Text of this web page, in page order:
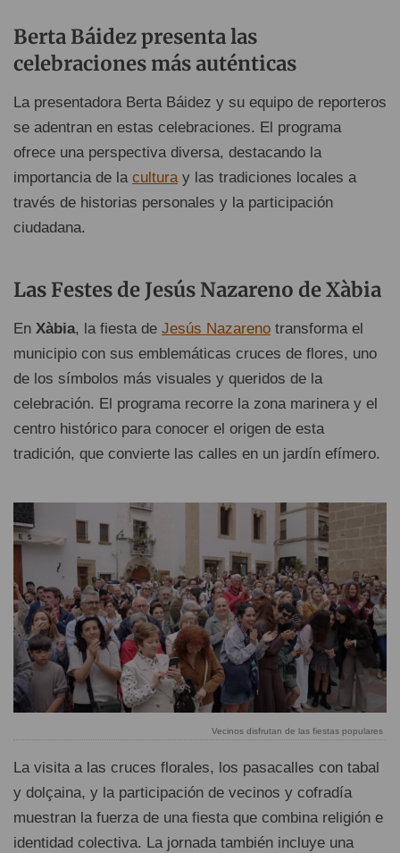
Berta Báidez presenta las
celebraciones más auténticas
La presentadora Berta Báidez y su equipo de reporteros
se adentran en estas celebraciones. El programa
ofrece una perspectiva diversa, destacando la
importancia de la cultura y las tradiciones locales a
través de historias personales y la participación
ciudadana.
Las Festes de Jesús Nazareno de Xàbia
En Xàbia, la fiesta de Jesús Nazareno transforma el
municipio con sus emblemáticas cruces de flores, uno
de los símbolos más visuales y queridos de la
celebración. El programa recorre la zona marinera y el
centro histórico para conocer el origen de esta
tradición, que convierte las calles en un jardín efímero.
Vecinos disfrutan de las fiestas populares
La visita a las cruces florales, los pasacalles con tabal
y dolçaina, y la participación de vecinos y cofradía
muestran la fuerza de una fiesta que combina religión e
identidad colectiva. La jornada también incluye una